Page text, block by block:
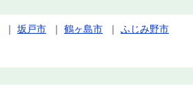
｜ 坂戸市 ｜ 鶴ヶ島市 ｜ ふじみ野市